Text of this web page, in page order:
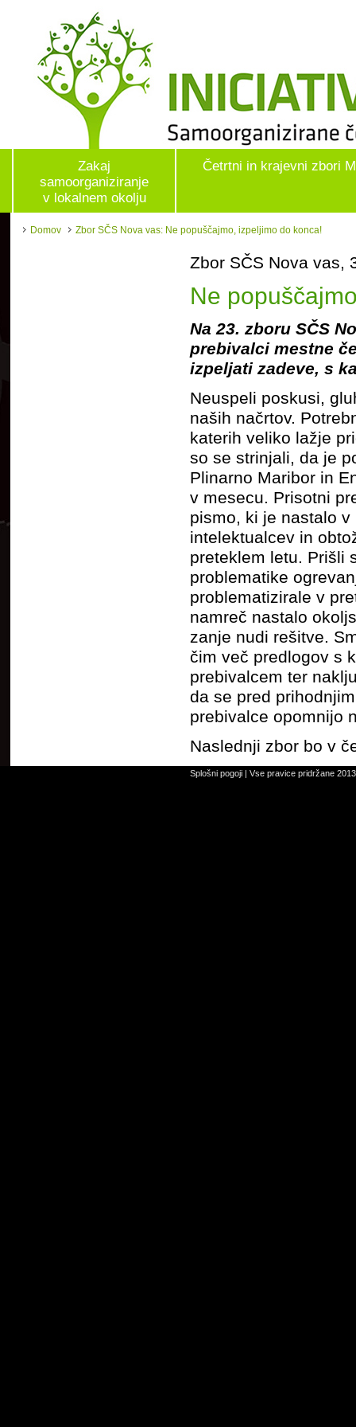
Zakaj
samoorganiziranje
v lokalnem okolju
Četrtni in krajevni zbori
Domov Zbor SČS Nova vas: Ne popuščajmo, izpeljimo do konca!
Zbor SČS Nova vas,
Ne
Na 23. zboru SČS
prebivalci mestne
izpeljati zadeve, s
Neuspeli poskusi,
naših načrtov.
katerih veliko lažje
so se strinjali, da je
Plinarno Maribor in
v mesecu. Prisotni
pismo, ki je nastalo
intelektualcev in
preteklem letu. Prišli
problematike
problematizirale v
namreč nastalo
zanje nudi rešitve.
čim več predlogov s
prebivalcem ter
da se pred
prebivalce opomnijo
Naslednji zbor bo v
Splošni pogoji | Vse pravice pridržane